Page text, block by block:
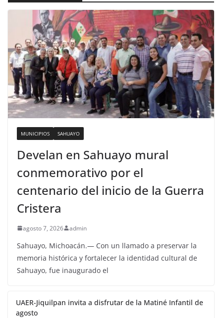
MUNICIPIOS SAHUAYO
Develan en Sahuayo mural
conmemorativo por el
centenario del inicio de la Guerra
Cristera
agosto 7, 2026 admin
Sahuayo, Michoacán.— Con un llamado a preservar la
memoria histórica y fortalecer la identidad cultural de
Sahuayo, fue inaugurado el
UAER-Jiquilpan invita a disfrutar de la Matiné Infantil de
agosto